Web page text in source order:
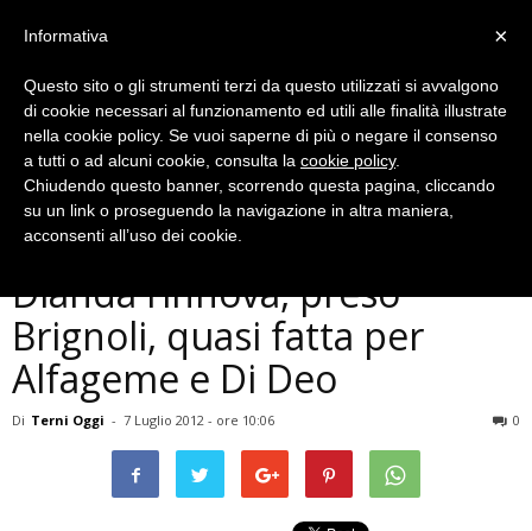
Ternana
Calciomercato Ternana:
Dianda rinnova, preso
Brignoli, quasi fatta per
Alfageme e Di Deo
Di Terni Oggi - 7 Luglio 2012 - ore 10:06 0
×
Informativa
Questo sito o gli strumenti terzi da questo utilizzati si avvalgono
di cookie necessari al funzionamento ed utili alle finalità illustrate
nella cookie policy. Se vuoi saperne di più o negare il consenso
a tutti o ad alcuni cookie, consulta la cookie policy.
Chiudendo questo banner, scorrendo questa pagina, cliccando
su un link o proseguendo la navigazione in altra maniera,
acconsenti all’uso dei cookie.